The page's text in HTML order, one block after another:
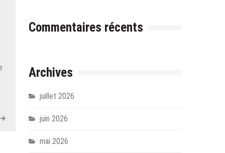
Commentaires récents
Archives
juillet 2026
juin 2026
mai 2026